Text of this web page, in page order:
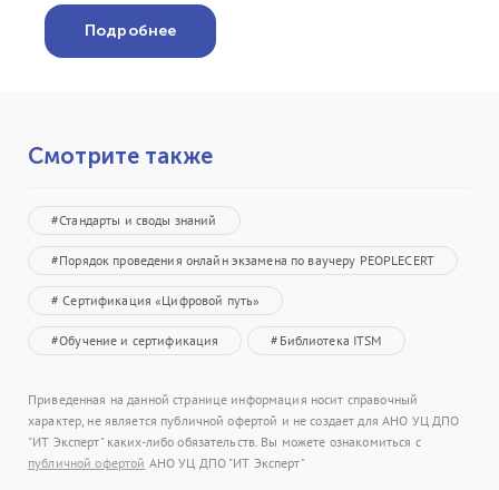
Подробнее
Смотрите также
#Стандарты и своды знаний
#Порядок проведения онлайн экзамена по ваучеру PEOPLECERT
# Сертификация «Цифровой путь»
#Обучение и сертификация #Библиотека ITSM
Приведенная на данной странице информация носит справочный
характер, не является публичной офертой и не создает для АНО УЦ ДПО
"ИТ Эксперт" каких-либо обязательств. Вы можете ознакомиться с
публичной офертой АНО УЦ ДПО "ИТ Эксперт"